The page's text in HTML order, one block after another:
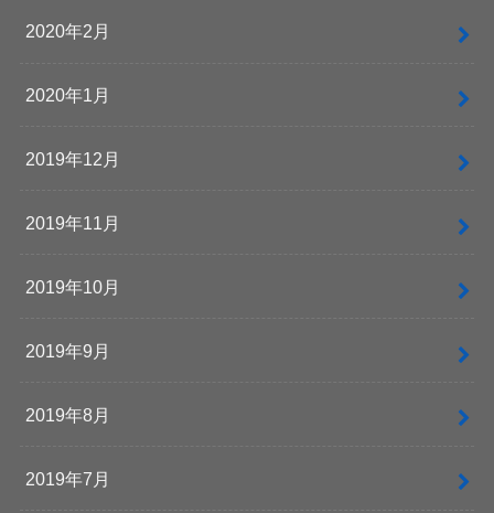
2020年2月
2020年1月
2019年12月
2019年11月
2019年10月
2019年9月
2019年8月
2019年7月